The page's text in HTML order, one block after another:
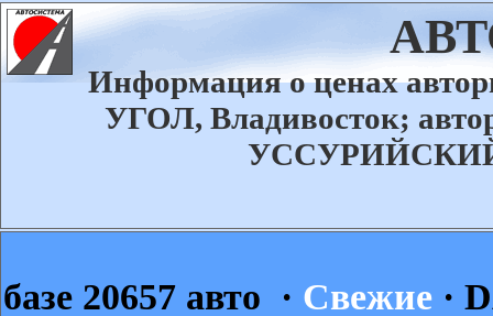
Информация о ценах
УГОЛ, Владивосток;
УССУРИЙСКИЙ
базе 20657 авто · Свежие ·